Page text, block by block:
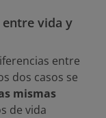
vida y
entre
dos casos se
mismas
de vida